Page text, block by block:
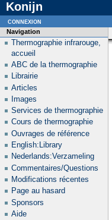
Konijn
Navigation
Thermographie infrarouge,
accueil
ABC de la thermographie
Librairie
Articles
Images
Services de thermographie
Cours de thermographie
Ouvrages de référence
English:Library
Nederlands:Verzameling
Commentaires/Questions
Modifications récentes
Page au hasard
Sponsors
Aide
connexion